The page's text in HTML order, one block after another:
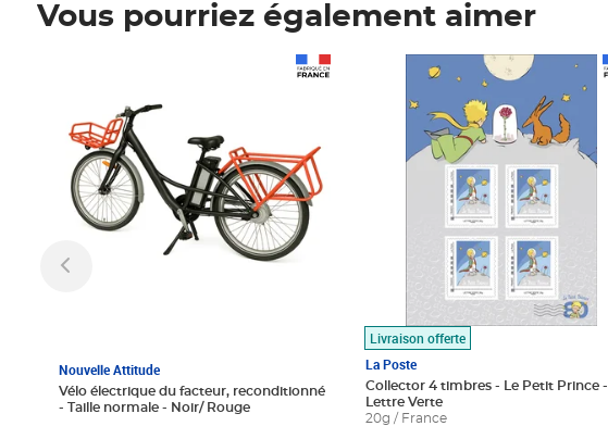
Vous pourriez également aimer
Nouvelle Attitude
Vélo électrique du facteur, reconditionné
- Taille normale - Noir/ Rouge
Livraison offerte
La Poste
Collector 4 timbres - Le Petit Prince -
Lettre Verte
20g / France
Prix 7,50€